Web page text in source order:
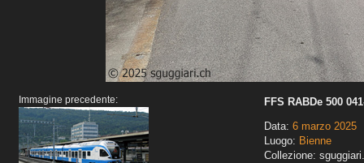
Immagine precedente:
FFS RABDe 500
Data: 6 marzo 2025
Luogo: Bienne
Collezione: